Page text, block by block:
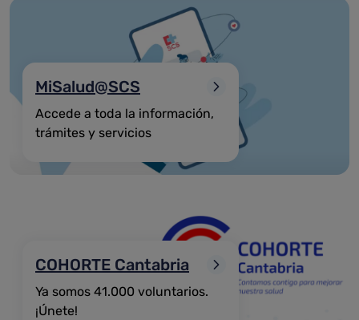
MiSalud@SCS
Accede a toda la información,
trámites y servicios
COHORTE Cantabria
Ya somos 41.000 voluntarios.
¡Únete!